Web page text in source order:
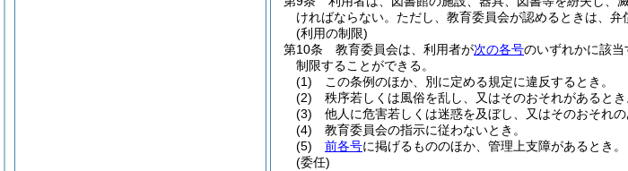
ければならない。 ただし、教育委員会が認めるときは、弁
(利用の制限)
第10条
教育委員会は、利用者が次の各号のいずれかに該
制限することができる。
(1)
この条例のほか、別に定める規定に違反するとき。
(2)
秩序若しくは風俗を乱し、又はそのおそれがあるとき
(3)
他人に危害若しくは迷惑を及ぼし、又はそのおそれの
(4)
教育委員会の指示に従わないとき。
(5)
前各号に掲げるもののほか、管理上支障があるとき。
(委任)